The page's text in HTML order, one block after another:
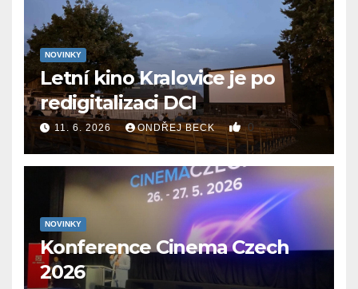
NOVINKY
Letní kino Kralovice je po
redigitalizaci DCI
11. 6. 2026 ONDŘEJ BECK 0
NOVINKY
Konference Cinema Czech
2026